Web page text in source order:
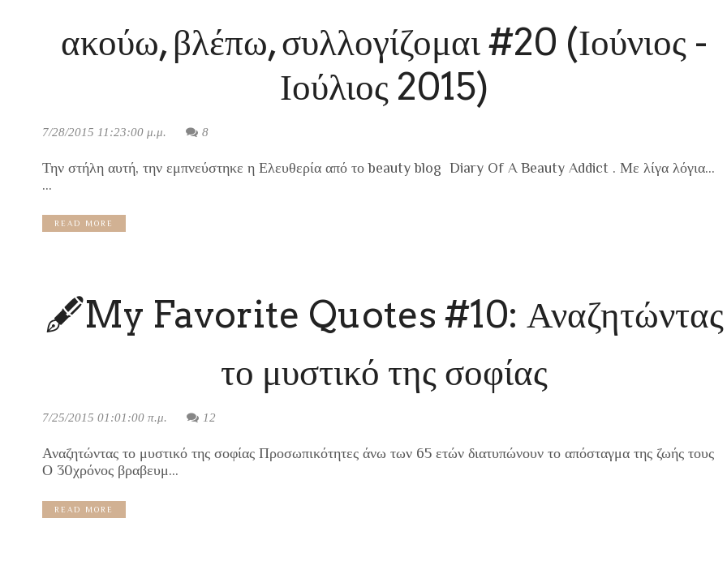
ακούω, βλέπω, συλλογίζομαι #20 (Ιούνιος -
Ιούλιος 2015)
7/28/2015 11:23:00 μ.μ. 8
Την στήλη αυτή, την εμπνεύστηκε η Ελευθερία από το beauty blog Diary Of A Beauty Addict . Με λίγα λόγια…
...
READ MORE
🖋My Favorite Quotes #10: Αναζητώντας
το μυστικό της σοφίας
7/25/2015 01:01:00 π.μ. 12
Αναζητώντας το μυστικό της σοφίας Προσωπικότητες άνω των 65 ετών διατυπώνουν το απόσταγμα της ζωής τους
Ο 30χρόνος βραβευμ...
READ MORE